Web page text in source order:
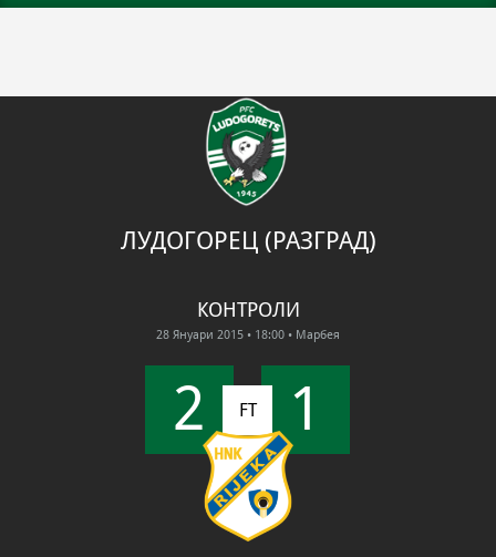
ЛУДОГОРЕЦ (РАЗГРАД)
КОНТРОЛИ
28 Януари 2015 • 18:00 • Марбея
2 FT 1